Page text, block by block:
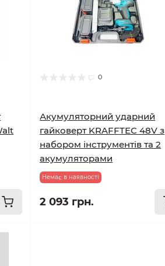
0
Акумуляторний ударний
гайковерт KRAFFTEC 48V з
набором інструментів та 2
акумуляторами
Немає в наявності
2 093 грн.